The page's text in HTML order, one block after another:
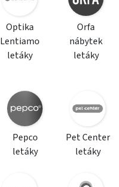
Optika
Lentiamo
letáky
Orfa
nábytek
letáky
Pepco
letáky
Pet Center
letáky